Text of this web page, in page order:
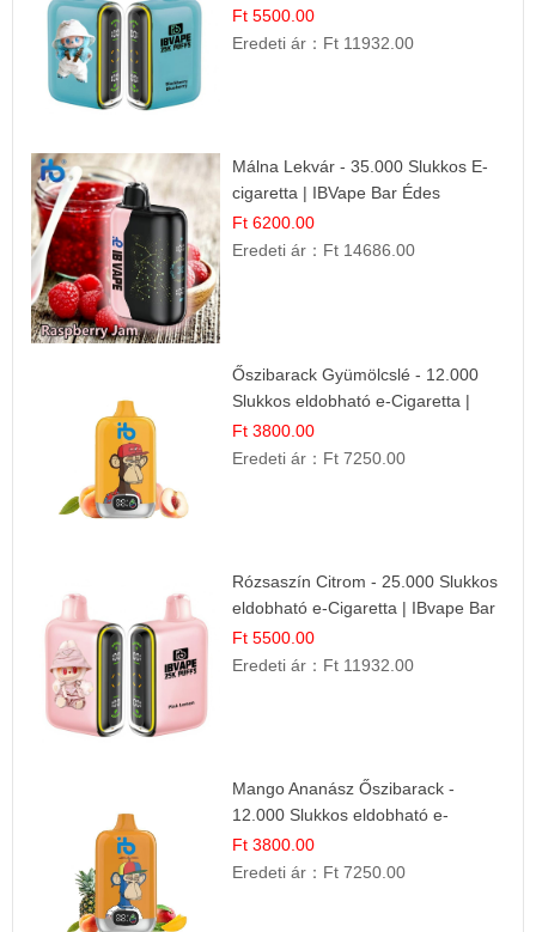
Gyümölcs Íz
Ft 5500.00
Eredeti ár： Ft 11932.00
Málna Lekvár - 35.000 Slukkos E-
cigaretta | IBVape Bar Édes
Gyümölcs Íz
Ft 6200.00
Eredeti ár： Ft 14686.00
Őszibarack Gyümölcslé - 12.000
Slukkos eldobható e-Cigaretta |
Friss Gyümölcs Íz
Ft 3800.00
Eredeti ár： Ft 7250.00
Rózsaszín Citrom - 25.000 Slukkos
eldobható e-Cigaretta | IBvape Bar
Ft 5500.00
Eredeti ár： Ft 11932.00
Mango Ananász Őszibarack -
12.000 Slukkos eldobható e-
Cigaretta
Ft 3800.00
Eredeti ár： Ft 7250.00